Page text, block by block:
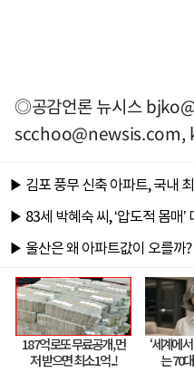
◎공감언론 뉴시스
scchoo@newsis.com,